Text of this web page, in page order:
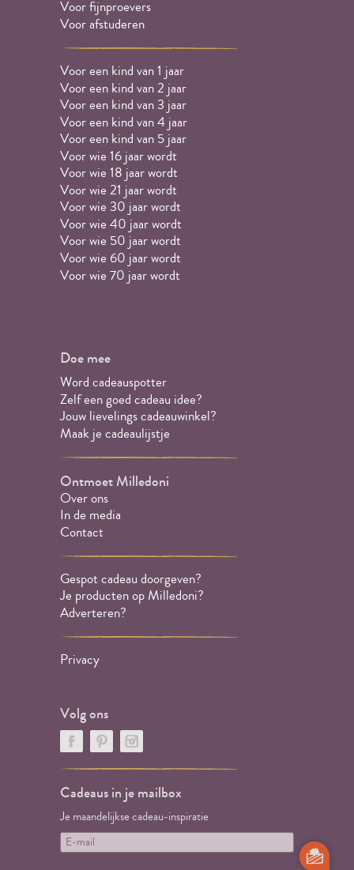
Voor fijnproevers
Voor afstuderen
Voor een kind van 1 jaar
Voor een kind van 2 jaar
Voor een kind van 3 jaar
Voor een kind van 4 jaar
Voor een kind van 5 jaar
Voor wie 16 jaar wordt
Voor wie 18 jaar wordt
Voor wie 21 jaar wordt
Voor wie 30 jaar wordt
Voor wie 40 jaar wordt
Voor wie 50 jaar wordt
Voor wie 60 jaar wordt
Voor wie 70 jaar wordt
Doe mee
Word cadeauspotter
Zelf een goed cadeau idee?
Jouw lievelings cadeauwinkel?
Maak je cadeaulijstje
Ontmoet Milledoni
Over ons
In de media
Contact
Gespot cadeau doorgeven?
Je producten op Milledoni?
Adverteren?
Privacy
Volg ons
Cadeaus in je mailbox
Je maandelijkse cadeau-inspiratie